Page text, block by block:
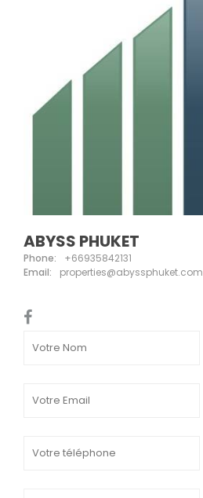
ABYSS PHUKET
Phone:
+66935842131
Email:
properties@abyssphuket.com